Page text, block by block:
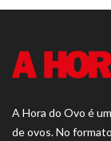
A Hora do Ovo é
de ovos. No